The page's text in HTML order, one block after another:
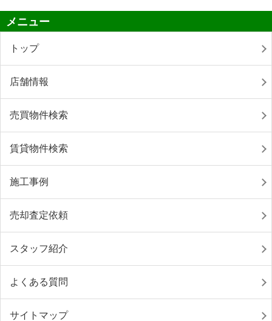
メニュー
トップ
店舗情報
売買物件検索
賃貸物件検索
施工事例
売却査定依頼
スタッフ紹介
よくある質問
サイトマップ